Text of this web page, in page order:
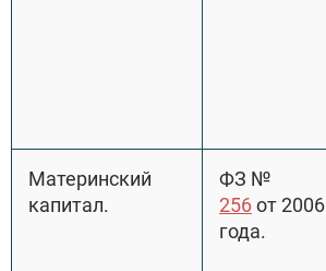
Материнский
капитал.
ФЗ №
256от 2006
года.